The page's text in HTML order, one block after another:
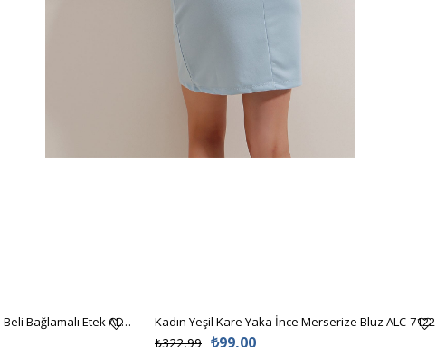
Kadın Siyah Asimetrik Kesim Beli Bağlamalı Etek ALC-X5001 Kadın Yeşil Kare Yaka İnce Merserize Bluz ALC-7122
₺99,00
₺322,99